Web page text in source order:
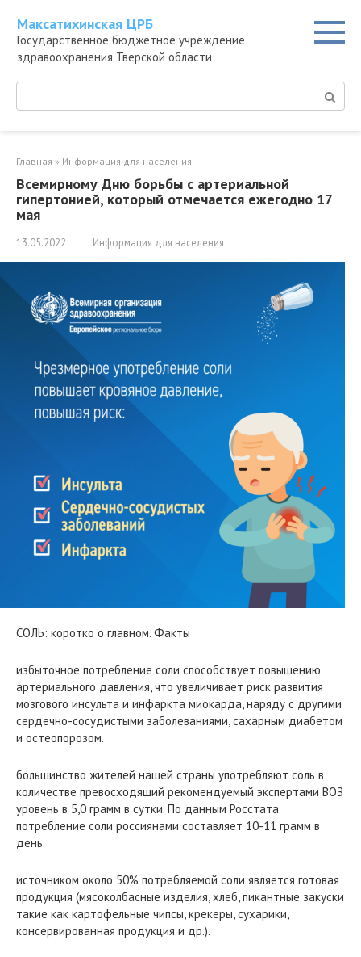
контенту
Максатихинская ЦРБ
Государственное бюджетное учреждение
здравоохранения Тверской области
Поиск:
Главная » Информация для населения
Всемирному Дню борьбы с артериальной
гипертонией, который отмечается ежегодно 17
мая
13.05.2022 Информация для населения
СОЛЬ: коротко о главном. Факты
избыточное потребление соли способствует повышению
артериального давления, что увеличивает риск развития
мозгового инсульта и инфаркта миокарда, наряду с другими
сердечно-сосудистыми заболеваниями, сахарным диабетом
и остеопорозом.
большинство жителей нашей страны употребляют соль в
количестве превосходящий рекомендуемый экспертами ВОЗ
уровень в 5,0 грамм в сутки. По данным Росстата
потребление соли россиянами составляет 10-11 грамм в
день.
источником около 50% потребляемой соли является готовая
продукция (мясоколбасные изделия, хлеб, пикантные закуски
такие как картофельные чипсы, крекеры, сухарики,
консервированная продукция и др.).